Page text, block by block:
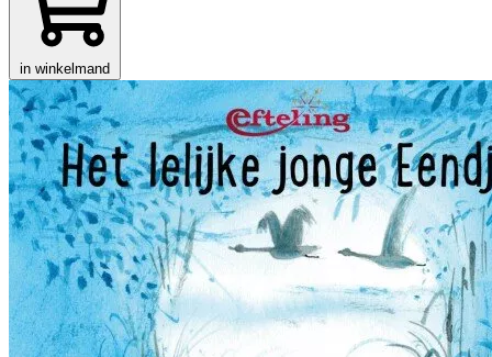
in winkelmand